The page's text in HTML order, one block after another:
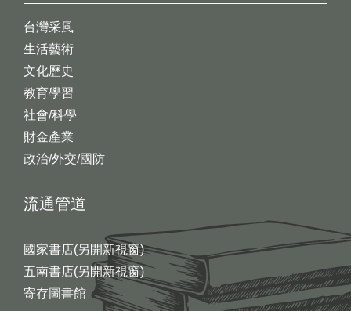
台灣采風
生活藝術
文化歷史
教育學習
社會/科學
財金產業
政治/外交/國防
流通管道
國家書店(另開新視窗)
五南書店(另開新視窗)
寄存圖書館